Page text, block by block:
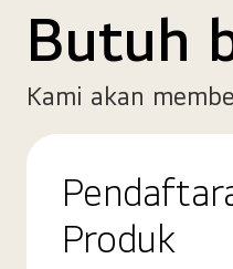
Butuh
Kami akan
Produk